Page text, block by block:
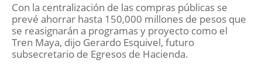
Con la centralización de las compras públicas se
prevé ahorrar hasta 150,000 millones de pesos que
se reasignarán a programas y proyecto como el
Tren Maya, dijo Gerardo Esquivel, futuro
subsecretario de Egresos de Hacienda.